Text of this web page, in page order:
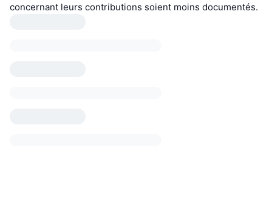
concernant leurs contributions soient moins documentés.